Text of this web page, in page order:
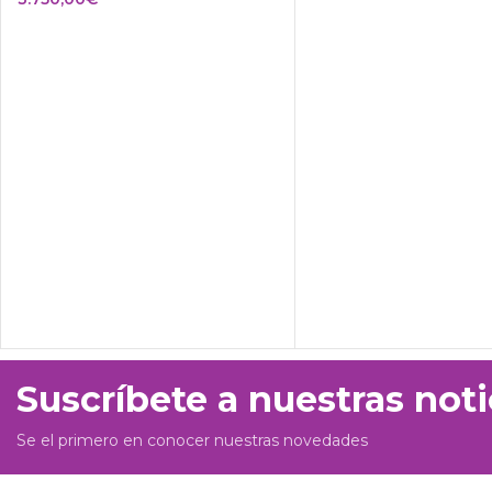
Suscríbete a nuestras
Se el primero en conocer nuestras novedades